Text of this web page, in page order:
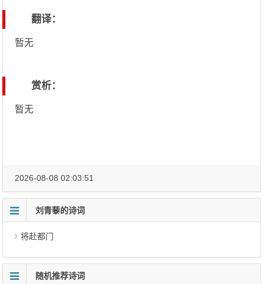
翻译：
暂无
赏析：
暂无
2026-08-08 02:03:51
刘青藜的诗词
将赴都门
随机推荐诗词